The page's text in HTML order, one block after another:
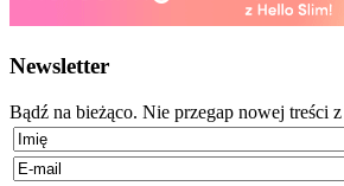
Newsletter
Bądź na bieżąco. Nie przegap nowej treści